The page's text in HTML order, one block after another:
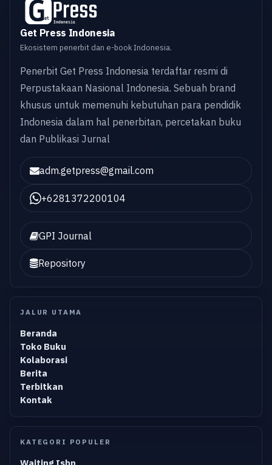
Get Press Indonesia
Ekosistem penerbit dan e-book Indonesia.
Penerbit Get Press Indonesia terdaftar resmi di
Perpustakaan Nasional Indonesia. Sebuah brand
khusus untuk memenuhi kebutuhan para pendidik
Indonesia dalam hal penerbitan, percetakan buku
dan Publikasi Jurnal
adm.getpress@gmail.com
+6281372200104
GPI Journal
Repository
JALUR UTAMA
Beranda
Toko Buku
Kolaborasi
Berita
Terbitkan
Kontak
KATEGORI POPULER